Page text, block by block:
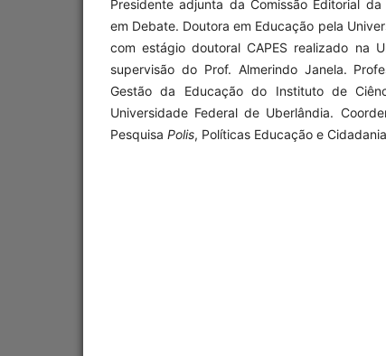
Presidente adjunta da Comissão Editorial
em Debate. Doutora em Educação pela
com estágio doutoral CAPES realizado na
supervisão do Prof. Almerindo Janela.
Gestão da Educação do Instituto de
Universidade Federal de Uberlândia.
Pesquisa Polis, Políticas Educação e Cidadania